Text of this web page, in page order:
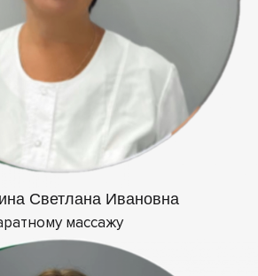
Светлана Ивановна
массажу